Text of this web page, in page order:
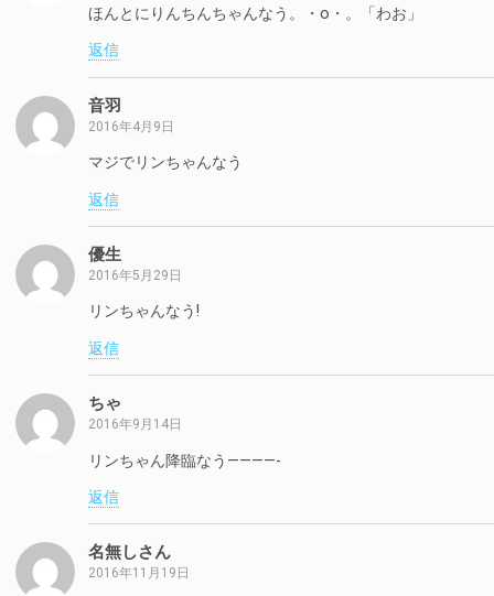
ほんとにりんちんちゃんなう。・o・。「わお」
返信
音羽
2016年4月9日
マジでリンちゃんなう
返信
優生
2016年5月29日
リンちゃんなう!
返信
ちゃ
2016年9月14日
リンちゃん降臨なう————-
返信
名無しさん
2016年11月19日